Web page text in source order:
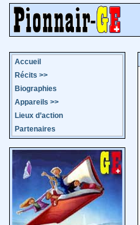
Accueil
Récits >>
Biographies
Appareils >>
Lieux d’action
Partenaires